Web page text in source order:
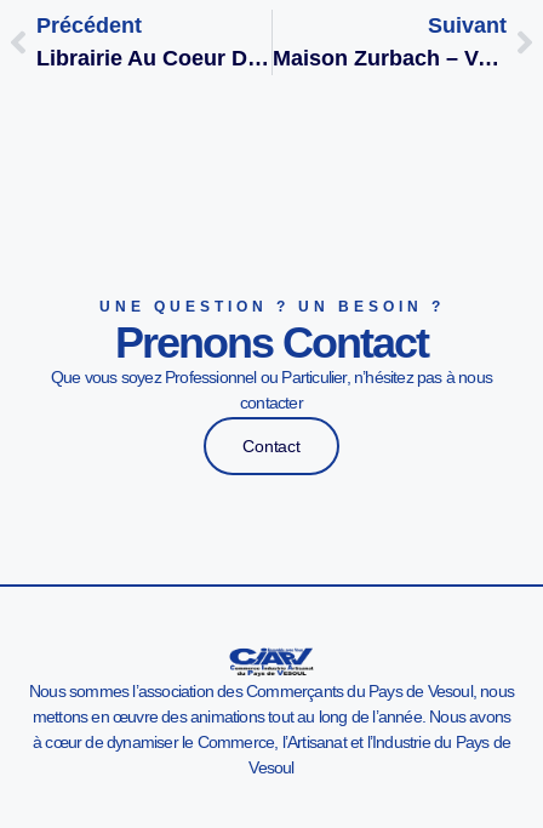
Précédent
Librairie Au Coeur Des Lettres – Vesoul
Suivant
Maison Zurbach – Vesoul
UNE QUESTION ? UN BESOIN ?
Prenons Contact
Que vous soyez Professionnel ou Particulier, n’hésitez pas à nous
contacter
Contact
Nous sommes l’association des Commerçants du Pays de Vesoul, nous
mettons en œuvre des animations tout au long de l’année. Nous avons
à cœur de dynamiser le Commerce, l’Artisanat et l’Industrie du Pays de
Vesoul